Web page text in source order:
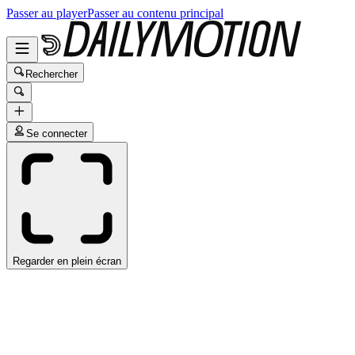
Passer au playerPasser au contenu principal
Rechercher
Se connecter
Regarder en plein écran